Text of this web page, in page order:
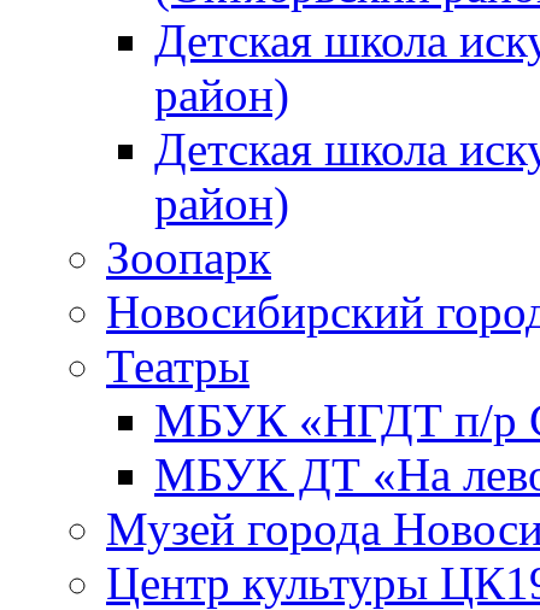
Детская школа
район)
Детская школа
район)
Зоопарк
Новосибирский
Театры
МБУК «НГДТ п/р
МБУК ДТ «На
Музей города
Центр культуры